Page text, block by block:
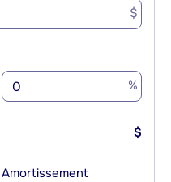
$
%
$
Amortissement